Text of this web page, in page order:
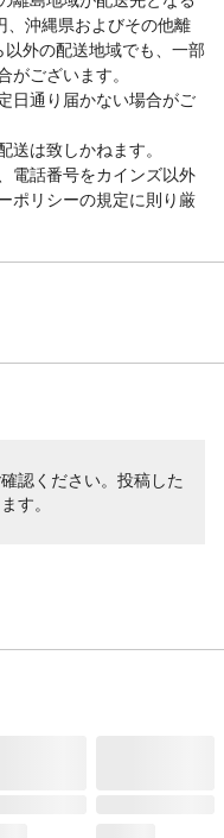
、沖縄県およびその他離
外の配送地域でも、一部
がございます。
日通り届かない場合がご
送は致しかねます。
電話番号をカインズ以外
ポリシーの規定に則り厳
認ください。投稿した
す。